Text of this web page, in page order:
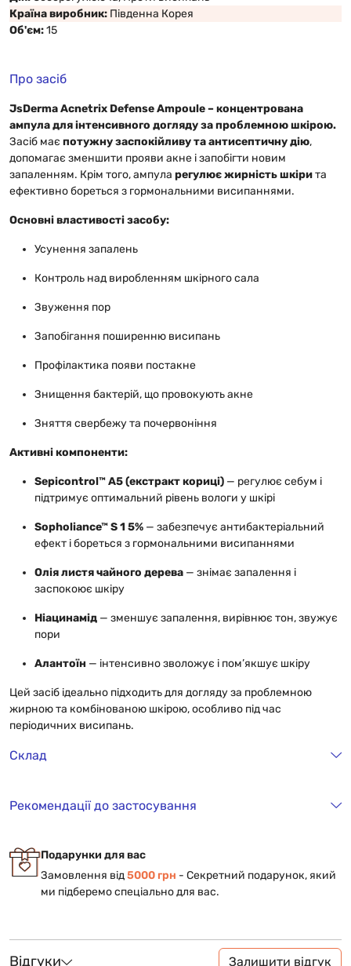
Країна виробник: Південна Корея
Об'єм:15
Про засіб
JsDerma Acnetrix Defense Ampoule – концентрована
ампула для інтенсивного догляду за проблемною шкірою.
Засіб має потужну заспокійливу та антисептичну дію,
допомагає зменшити прояви акне і запобігти новим
запаленням. Крім того, ампула регулює жирність шкірита
ефективно бореться з гормональними висипаннями.
Основні властивості засобу:
Усунення запалень
Контроль над виробленням шкірного сала
Звуження пор
Запобігання поширенню висипань
Профілактика появи постакне
Знищення бактерій, що провокують акне
Зняття свербежу та почервоніння
Активні компоненти:
Sepicontrol™ A5 (екстракт кориці) — регулює себум і
підтримує оптимальний рівень вологи у шкірі
Sopholiance™ S 1 5% — забезпечує антибактеріальний
ефект і бореться з гормональними висипаннями
Олія листя чайного дерева — знімає запалення і
заспокоює шкіру
Ніацинамід — зменшує запалення, вирівнює тон, звужує
пори
Алантоїн — інтенсивно зволожує і пом’якшує шкіру
Цей засіб ідеально підходить для догляду за проблемною
жирною та комбінованою шкірою, особливо під час
періодичних висипань.
Склад
Рекомендації до застосування
Подарунки для вас
Замовлення від5000 грн - Cекретний подарунок, який
ми підберемо спеціально для вас.
Відгуки Залишити відгук